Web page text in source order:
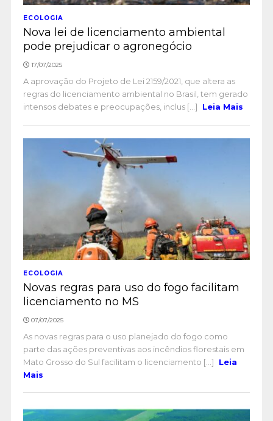
ECOLOGIA
Nova lei de licenciamento ambiental
pode prejudicar o agronegócio
17/07/2025
A aprovação do Projeto de Lei 2159/2021, que altera as
regras do licenciamento ambiental no Brasil, tem gerado
intensos debates e preocupações, inclus [...]
Leia Mais
ECOLOGIA
Novas regras para uso do fogo facilitam
licenciamento no MS
07/07/2025
As novas regras para o uso planejado do fogo como
parte das ações preventivas aos incêndios florestais em
Mato Grosso do Sul facilitam o licenciamento [...]
Leia
Mais